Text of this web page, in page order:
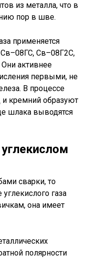
из металла, что в
пор в шве.
применяется
Св–08ГС, Св–08Г2С,
активнее
первыми, не
В процессе
и кремний образуют
шлака выводятся
сварки, то
газа
она имеет
полярности